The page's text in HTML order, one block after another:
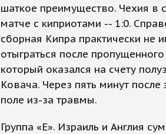
шаткое преимущество. Чехия в
матче с киприотами -- 1:0.
сборная Кипра практически не
отыграться после
который оказался на счету
Ковача. Через пять минут
поле из-за травмы.
Группа «Е». Израиль и Англия